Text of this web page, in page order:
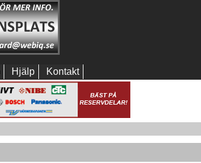
Hjälp Kontakt